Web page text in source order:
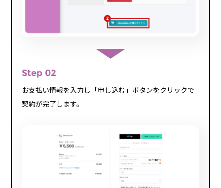
Step 02
お支払い情報を入力し「申し込む」ボタンをクリックで
契約が完了します。